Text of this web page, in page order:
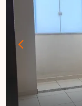
busca praticidade,
agora mesmo
perto essa